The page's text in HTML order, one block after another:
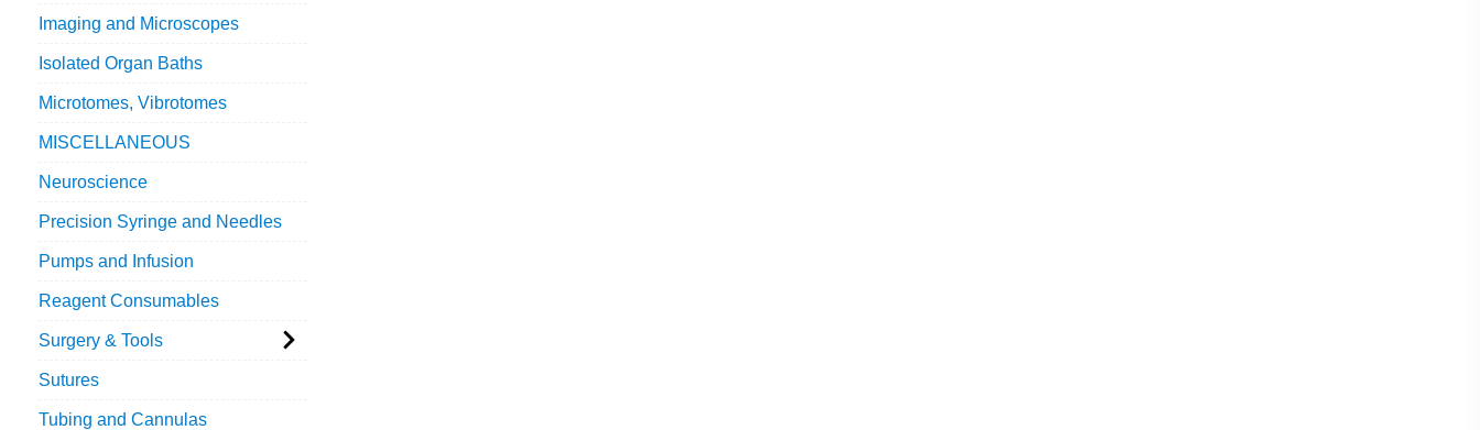
Imaging and Microscopes
Isolated Organ Baths
Microtomes, Vibrotomes
MISCELLANEOUS
Neuroscience
Precision Syringe and Needles
Pumps and Infusion
Reagent Consumables
Surgery & Tools
Sutures
Tubing and Cannulas